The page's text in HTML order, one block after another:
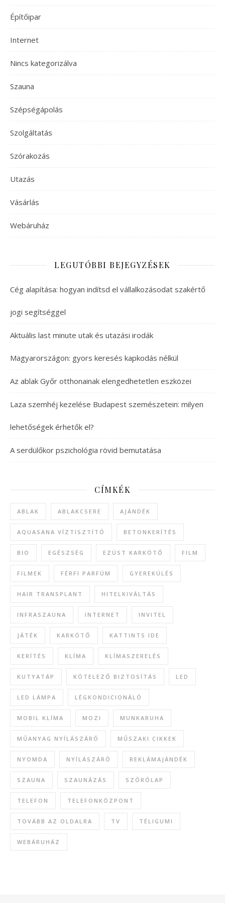
Építőipar
Internet
Nincs kategorizálva
Szauna
Szépségápolás
Szolgáltatás
Szórakozás
Utazás
Vásárlás
Webáruház
LEGUTÓBBI BEJEGYZÉSEK
Cég alapítása: hogyan indítsd el vállalkozásodat szakértő
jogi segítséggel
Aktuális last minute utak és utazási irodák
Magyarországon: gyors keresés kapkodás nélkül
Az ablak Győr otthonainak elengedhetetlen eszközei
Laza szemhéj kezelése Budapest szemészetein: milyen
lehetőségek érhetők el?
A serdülőkor pszichológia rövid bemutatása
CÍMKÉK
ABLAK ABLAKCSERE AJÁNDÉK
AQUASANA VÍZTISZTÍTÓ BETONKERÍTÉS
BIO EGÉSZSÉG EZÜST KARKÖTŐ FILM
FILMEK FÉRFI PARFÜM GYEREKÜLÉS
HAIR TRANSPLANT HITELKIVÁLTÁS
INFRASZAUNA INTERNET INVITEL
JÁTÉK KARKÖTŐ KATTINTS IDE
KERÍTÉS KLÍMA KLÍMASZERELÉS
KUTYATÁP KÖTELEZŐ BIZTOSÍTÁS LED
LED LÁMPA LÉGKONDICIONÁLÓ
MOBIL KLÍMA MOZI MUNKARUHA
MŰANYAG NYÍLÁSZÁRÓ MŰSZAKI CIKKEK
NYOMDA NYÍLÁSZÁRÓ REKLÁMAJÁNDÉK
SZAUNA SZAUNÁZÁS SZÓRÓLAP
TELEFON TELEFONKÖZPONT
TOVÁBB AZ OLDALRA TV TÉLIGUMI
WEBÁRUHÁZ